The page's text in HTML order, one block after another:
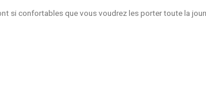
si confortables que vous voudrez les porter toute la